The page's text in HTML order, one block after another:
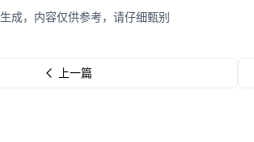
成，内容仅供参考，请仔细甄别
上一篇